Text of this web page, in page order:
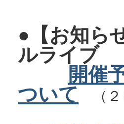
●【お知ら
ルライブ
開催
ついて
（２